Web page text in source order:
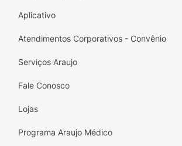
Aplicativo
Atendimentos Corporativos - Convênio
Serviços Araujo
Fale Conosco
Lojas
Programa Araujo Médico